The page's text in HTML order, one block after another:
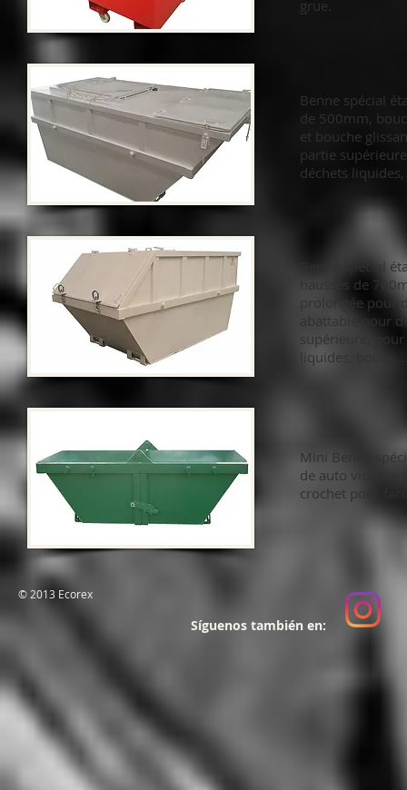
grue.
Benne spécial
de 500mm,
et bouche
partie
déchets
Benne spécial
hausses de
prolongée pour
abattable pour
supérieure,
liquides,
Mini Benne
de auto
crochet pour
© 2013 Ecorex
Síguenos también en: